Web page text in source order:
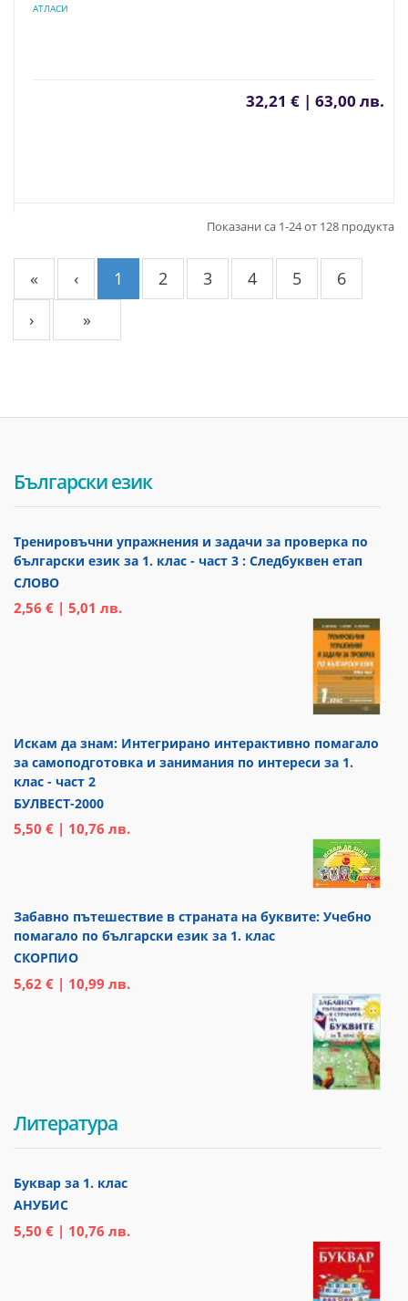
АТЛАСИ
32,21 € | 63,00 лв.
Показани са 1-24 от 128 продукта
« ‹ 1 2 3 4 5
6
›
»
Български език
Тренировъчни упражнения и задачи за проверка по
български език за 1. клас - част 3 : Следбуквен етап
СЛОВО
2,56 € | 5,01 лв.
Искам да знам: Интегрирано интерактивно помагало
за самоподготовка и занимания по интереси за 1.
клас - част 2
БУЛВЕСТ-2000
5,50 € | 10,76 лв.
Забавно пътешествие в страната на буквите: Учебно
помагало по български език за 1. клас
СКОРПИО
5,62 € | 10,99 лв.
Литература
Буквар за 1. клас
АНУБИС
5,50 € | 10,76 лв.